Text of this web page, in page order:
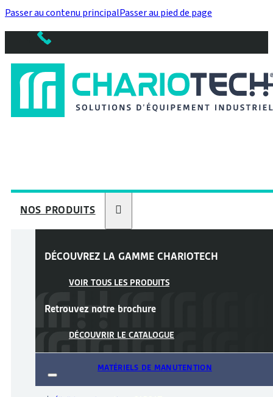
Passer au contenu principalPasser au pied de page
NOS PRODUITS
DÉCOUVREZ LA GAMME CHARIOTECH
VOIR TOUS LES PRODUITS
Retrouvez notre brochure
DÉCOUVRIR LE CATALOGUE
MATÉRIELS DE MANUTENTION